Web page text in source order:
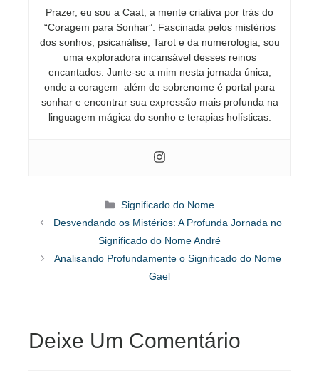
Prazer, eu sou a Caat, a mente criativa por trás do
“Coragem para Sonhar”. Fascinada pelos mistérios
dos sonhos, psicanálise, Tarot e da numerologia, sou
uma exploradora incansável desses reinos
encantados. Junte-se a mim nesta jornada única,
onde a coragem além de sobrenome é portal para
sonhar e encontrar sua expressão mais profunda na
linguagem mágica do sonho e terapias holísticas.
Categorias
Significado do Nome
Desvendando os Mistérios: A Profunda Jornada no
Significado do Nome André
Analisando Profundamente o Significado do Nome
Gael
Deixe Um Comentário